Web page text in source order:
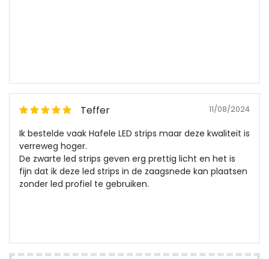
Teffer 11/08/2024
Ik bestelde vaak Hafele LED strips maar deze kwaliteit is
verreweg hoger.
De zwarte led strips geven erg prettig licht en het is
fijn dat ik deze led strips in de zaagsnede kan plaatsen
zonder led profiel te gebruiken.